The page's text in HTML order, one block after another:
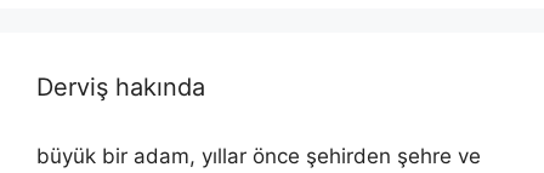
Derviş hakında
büyük bir adam, yıllar önce şehirden şehre ve